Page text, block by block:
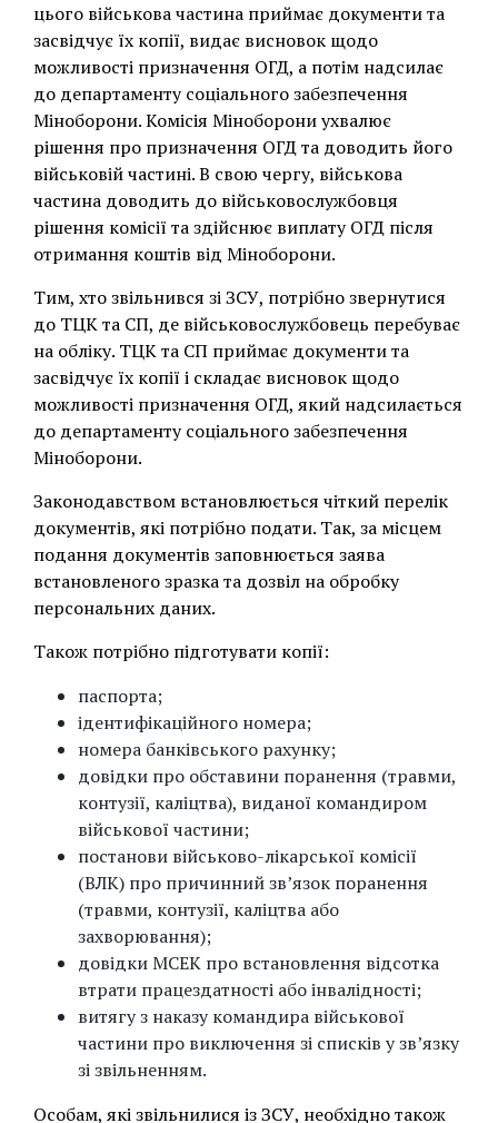
цього військова частина приймає документи та
засвідчує їх копії, видає висновок щодо
можливості призначення ОГД, а потім надсилає
до департаменту соціального забезпечення
Міноборони. Комісія Міноборони ухвалює
рішення про призначення ОГД та доводить його
військовій частині. В свою чергу, військова
частина доводить до військовослужбовця
рішення комісії та здійснює виплату ОГД після
отримання коштів від Міноборони.
Тим, хто звільнився зі ЗСУ, потрібно звернутися
до ТЦК та СП, де військовослужбовець перебуває
на обліку. ТЦК та СП приймає документи та
засвідчує їх копії і складає висновок щодо
можливості призначення ОГД, який надсилається
до департаменту соціального забезпечення
Міноборони.
Законодавством встановлюється чіткий перелік
документів, які потрібно подати. Так, за місцем
подання документів заповнюється заява
встановленого зразка та дозвіл на обробку
персональних даних.
Також потрібно підготувати копії:
паспорта;
ідентифікаційного номера;
номера банківського рахунку;
довідки про обставини поранення (травми,
контузії, каліцтва), виданої командиром
військової частини;
постанови військово-лікарської комісії
(ВЛК) про причинний звʼязок поранення
(травми, контузії, каліцтва або
захворювання);
довідки МСЕК про встановлення відсотка
втрати працездатності або інвалідності;
витягу з наказу командира військової
частини про виключення зі списків у зв’язку
зі звільненням.
Особам, які звільнилися із ЗСУ, необхідно також